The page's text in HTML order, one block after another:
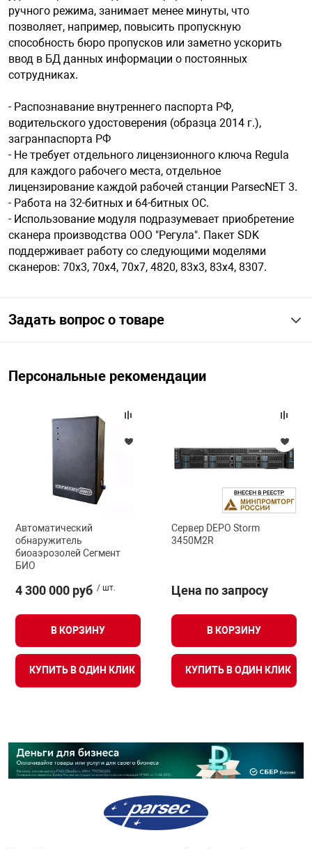
безопасность
ручного режима, занимает менее минуты, что
позволяет, например, повысить пропускную
способность бюро пропусков или заметно ускорить
ввод в БД данных информации о постоянных
сотрудниках.
- Распознавание внутреннего паспорта РФ,
водительского удостоверения (образца 2014 г.),
загранпаспорта РФ
- Не требует отдельного лицензионного ключа Regula
для каждого рабочего места, отдельное
лицензирование каждой рабочей станции ParsecNET 3.
- Работа на 32-битных и 64-битных ОС.
- Использование модуля подразумевает приобретение
сканера производства ООО "Регула". Пакет SDK
поддерживает работу со следующими моделями
сканеров: 70x3, 70x4, 70x7, 4820, 83x3, 83х4, 8307.
Задать вопрос о товаре
Персональные рекомендации
Автоматический
обнаружитель
биоаэрозолей Сегмент
БИО
4 300 000 руб / шт.
В КОРЗИНУ
КУПИТЬ В ОДИН КЛИК
Сервер DEPO Storm
3450M2R
Цена по запросу
В КОРЗИНУ
КУПИТЬ В ОДИН КЛИК